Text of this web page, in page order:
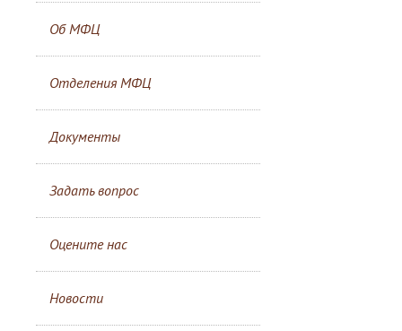
Об МФЦ
Отделения МФЦ
Документы
Задать вопрос
Оцените нас
Новости